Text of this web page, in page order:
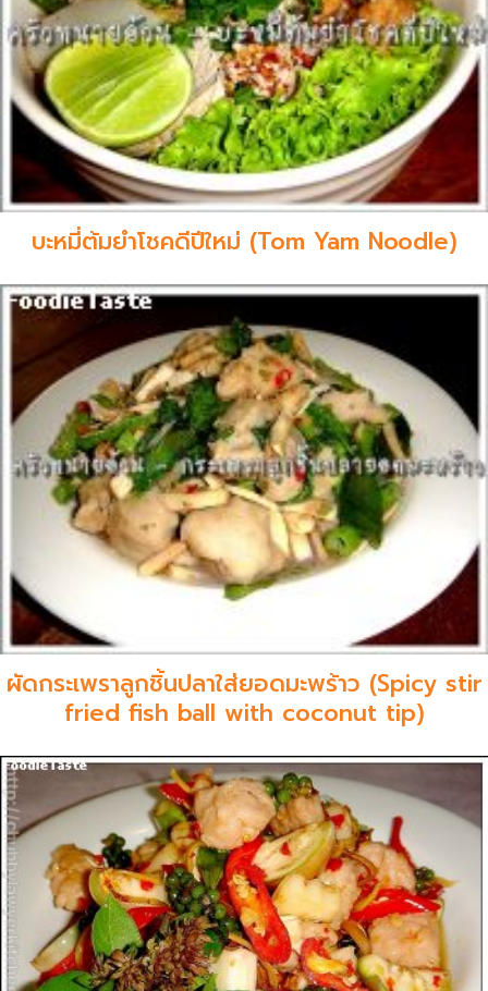
บะหมี่ต้มยำโชคดีปีใหม่ (Tom Yam Noodle)
ผัดกระเพราลูกชิ้นปลาใส่ยอดมะพร้าว (Spicy stir
fried fish ball with coconut tip)